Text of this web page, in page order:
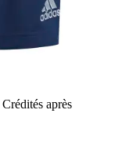
Crédités après